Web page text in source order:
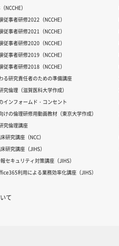
NCCHE）
従事者研修2022（NCCHE）
従事者研修2021（NCCHE）
従事者研修2020（NCCHE）
従事者研修2019（NCCHE）
従事者研修2018（NCCHE）
る研究責任者のための準備講座
究倫理（滋賀医科大学作成）
インフォームド・コンセント
けの倫理研修用動画教材（東京大学作成）
究倫理講座
研究講座（NCC）
研究講座（JIHS）
セキュリティ対策講座（JIHS）
利用による業務効率化講座（JIHS）
て